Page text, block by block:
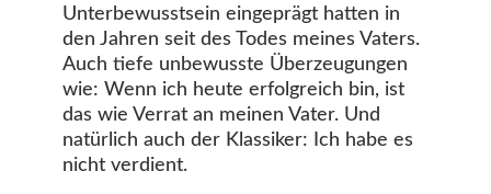
Unterbewusstsein eingeprägt hatten in
den Jahren seit des Todes meines Vaters.
Auch tiefe unbewusste Überzeugungen
wie: Wenn ich heute erfolgreich bin, ist
das wie Verrat an meinen Vater. Und
natürlich auch der Klassiker: Ich habe es
nicht verdient.